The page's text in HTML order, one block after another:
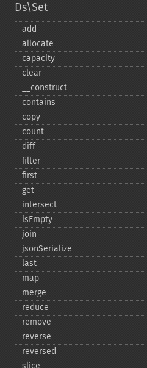
Ds\Set
add
allocate
capacity
clear
_​_​construct
contains
copy
count
diff
filter
first
get
intersect
isEmpty
join
jsonSerialize
last
map
merge
reduce
remove
reverse
reversed
slice